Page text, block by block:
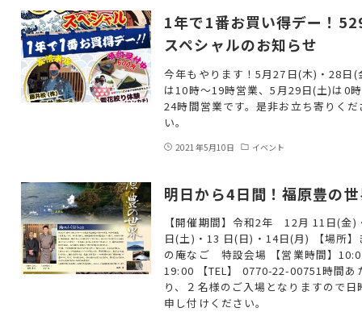
1年で1番お買い得デー！
スペシャルのお知らせ
今年もやります！5月27日(木)・28日(
は10時～19時営業、5月29日(土)は0
24時間営業です。是非お立ち寄りくだ
い。
2021年5月10日 イベント
明日から4日間！福原豊の
【開催期間】令和2年 12月 11日(金)
日(土)・13 日(日)・14日(月) 【場所】
の庵なご 特設会場 【営業時間】
19:00 【TEL】 0770-22-00751時間あ
り、２名様のご入場となりますので日
申し付けください。